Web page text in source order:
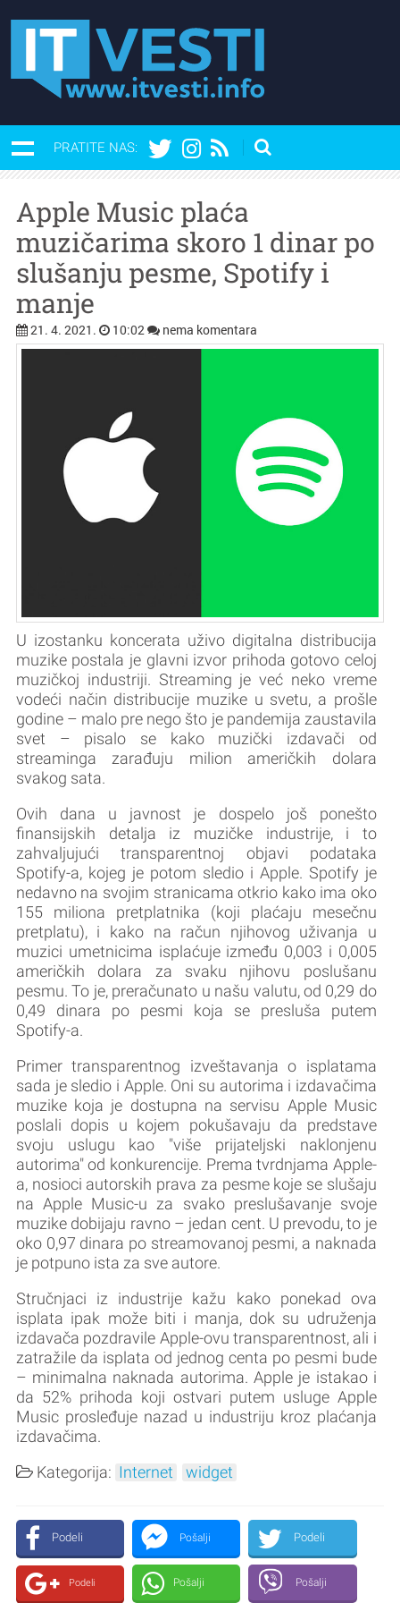
PRATITE NAS:
Apple Music plaća
muzičarima skoro 1 dinar po
slušanju pesme, Spotify i
manje
21. 4. 2021. 10:02 nema komentara
U izostanku koncerata uživo digitalna distribucija
muzike postala je glavni izvor prihoda gotovo celoj
muzičkoj industriji. Streaming je već neko vreme
vodeći način distribucije muzike u svetu, a prošle
godine – malo pre nego što je pandemija zaustavila
svet – pisalo se kako muzički izdavači od
streaminga zarađuju milion američkih dolara
svakog sata.
Ovih dana u javnost je dospelo još ponešto
finansijskih detalja iz muzičke industrije, i to
zahvaljujući transparentnoj objavi podataka
Spotify-a, kojeg je potom sledio i Apple. Spotify je
nedavno na svojim stranicama otkrio kako ima oko
155 miliona pretplatnika (koji plaćaju mesečnu
pretplatu), i kako na račun njihovog uživanja u
muzici umetnicima isplaćuje između 0,003 i 0,005
američkih dolara za svaku njihovu poslušanu
pesmu. To je, preračunato u našu valutu, od 0,29 do
0,49 dinara po pesmi koja se presluša putem
Spotify-a.
Primer transparentnog izveštavanja o isplatama
sada je sledio i Apple. Oni su autorima i izdavačima
muzike koja je dostupna na servisu Apple Music
poslali dopis u kojem pokušavaju da predstave
svoju uslugu kao "više prijateljski naklonjenu
autorima" od konkurencije. Prema tvrdnjama Apple-
a, nosioci autorskih prava za pesme koje se slušaju
na Apple Music-u za svako preslušavanje svoje
muzike dobijaju ravno – jedan cent. U prevodu, to je
oko 0,97 dinara po streamovanoj pesmi, a naknada
je potpuno ista za sve autore.
Stručnjaci iz industrije kažu kako ponekad ova
isplata ipak može biti i manja, dok su udruženja
izdavača pozdravile Apple-ovu transparentnost, ali i
zatražile da isplata od jednog centa po pesmi bude
– minimalna naknada autorima. Apple je istakao i
da 52% prihoda koji ostvari putem usluge Apple
Music prosleđuje nazad u industriju kroz plaćanja
izdavačima.
Kategorija: Internet widget
Podeli Pošalji Podeli
Podeli Pošalji Pošalji